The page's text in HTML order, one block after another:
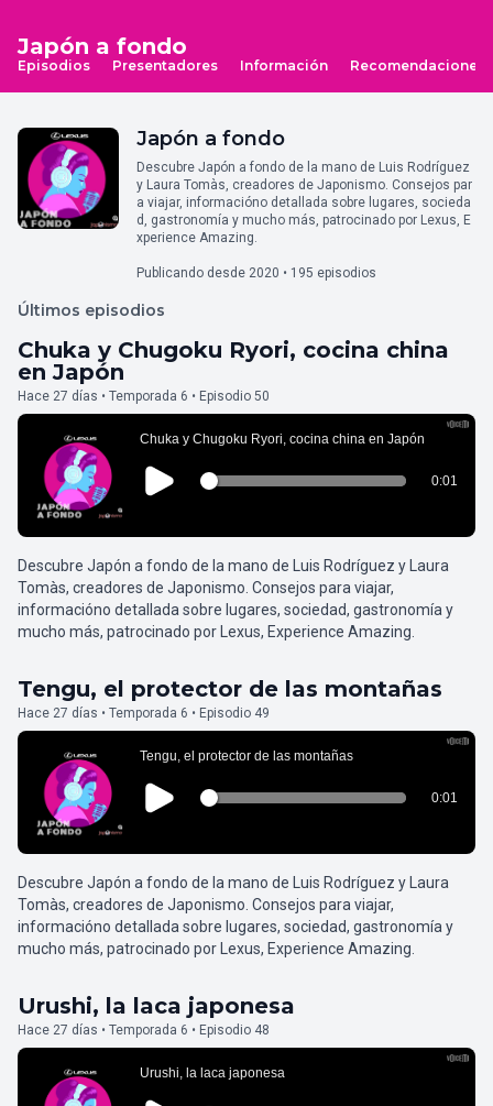
Japón a fondo
Episodios Presentadores Información Recomendaciones
Japón a fondo
Descubre Japón a fondo de la mano de Luis Rodríguez
y Laura Tomàs, creadores de Japonismo. Consejos par
a viajar, informacióno detallada sobre lugares, socieda
d, gastronomía y mucho más, patrocinado por Lexus, E
xperience Amazing.
Publicando desde 2020 • 195 episodios
Últimos episodios
Chuka y Chugoku Ryori, cocina china
en Japón
Hace 27 días • Temporada 6 • Episodio 50
Descubre Japón a fondo de la mano de Luis Rodríguez y Laura
Tomàs, creadores de Japonismo. Consejos para viajar,
informacióno detallada sobre lugares, sociedad, gastronomía y
mucho más, patrocinado por Lexus, Experience Amazing.
Tengu, el protector de las montañas
Hace 27 días • Temporada 6 • Episodio 49
Descubre Japón a fondo de la mano de Luis Rodríguez y Laura
Tomàs, creadores de Japonismo. Consejos para viajar,
informacióno detallada sobre lugares, sociedad, gastronomía y
mucho más, patrocinado por Lexus, Experience Amazing.
Urushi, la laca japonesa
Hace 27 días • Temporada 6 • Episodio 48